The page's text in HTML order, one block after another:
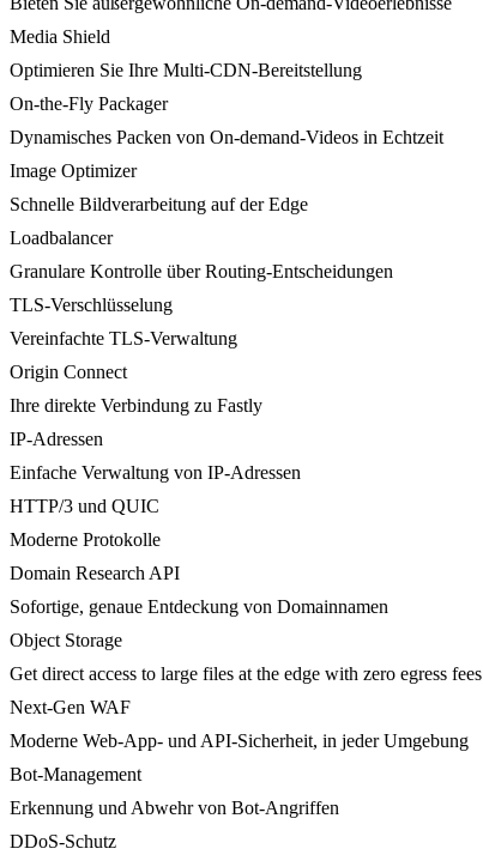
Media Shield
Optimieren Sie Ihre Multi-CDN-Bereitstellung
On-the-Fly Packager
Dynamisches Packen von On-demand-Videos in Echtzeit
Image Optimizer
Schnelle Bildverarbeitung auf der Edge
Loadbalancer
Granulare Kontrolle über Routing-Entscheidungen
TLS-Verschlüsselung
Vereinfachte TLS-Verwaltung
Origin Connect
Ihre direkte Verbindung zu Fastly
IP-Adressen
Einfache Verwaltung von IP-Adressen
HTTP/3 und QUIC
Moderne Protokolle
Domain Research API
Sofortige, genaue Entdeckung von Domainnamen
Object Storage
Get direct access to large files at the edge with zero egress fees
Next-Gen WAF
Moderne Web-App- und API-Sicherheit, in jeder Umgebung
Bot-Management
Erkennung und Abwehr von Bot-Angriffen
DDoS-Schutz